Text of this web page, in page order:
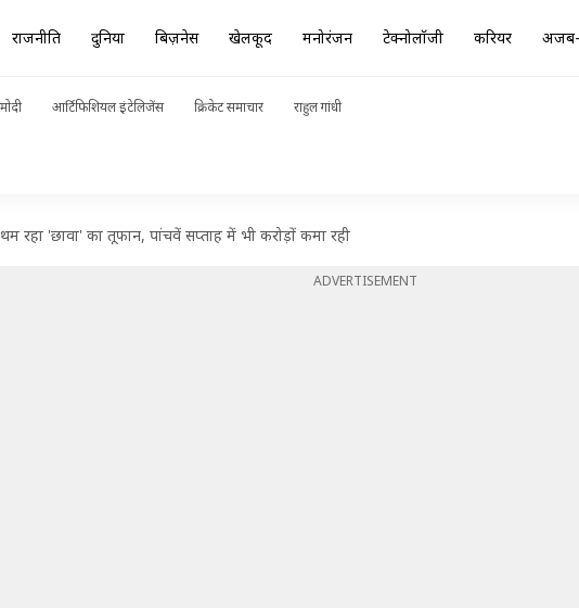
राजनीति दुनिया बिज़नेस खेलकूद मनोरंजन टेक्नोलॉजी करियर
आर्टिफिशियल इंटेलिजेंस क्रिकेट समाचार राहुल गांधी
रहा 'छावा' का तूफान, पांचवें सप्ताह में भी करोड़ों कमा रही
ADVERTISEMENT